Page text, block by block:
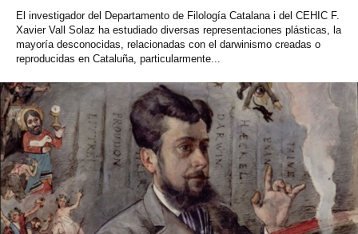
Agenda
BUSCAR
El investigador del Departamento de Filología Catalana i del CEHIC F.
Xavier Vall Solaz ha estudiado diversas representaciones plásticas, la
mayoría desconocidas, relacionadas con el darwinismo creadas o
reproducidas en Cataluña, particularmente...